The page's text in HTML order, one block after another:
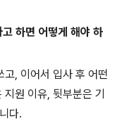
하면 어떻게 해야 하
고, 이어서 입사 후 어떤
원 이유, 뒷부분은 기
다.